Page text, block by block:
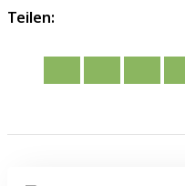
Teilen: